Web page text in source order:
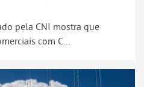
pela CNI mostra que
com C...